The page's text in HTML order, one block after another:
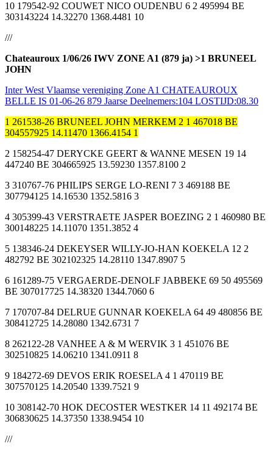
10 179542-92 COUWET NICO OUDENBU 6 2 495994 BE
303143224 14.32270 1368.4481 10
///
Chateauroux 1/06/26 IWV ZONE A1 (879 ja) >1 BRUNEEL
JOHN
Inter West Vlaamse vereniging Zone A1 CHATEAUROUX
BELLE IS 01-06-26 879 Jaarse Deelnemers:104 LOSTIJD:08.30
1 261538-26 BRUNEEL JOHN MERKEM 2 1 467018 BE
304557925 14.11470 1366.4154 1
2 158254-47 DERYCKE GEERT & WANNE MESEN 19 14
447240 BE 304665925 13.59230 1357.8100 2
3 310767-76 PHILIPS SERGE LO-RENI 7 3 469188 BE
307794125 14.16530 1352.5816 3
4 305399-43 VERSTRAETE JASPER BOEZING 2 1 460980 BE
300148225 14.11070 1351.3852 4
5 138346-24 DEKEYSER WILLY-JO-HAN KOEKELA 12 2
482792 BE 302102325 14.28110 1347.8907 5
6 161289-75 VERGAERDE-DENOLF JABBEKE 69 50 495569
BE 307017725 14.38320 1344.7060 6
7 170707-84 DELRUE GUNNAR KOEKELA 64 49 480856 BE
308412725 14.28080 1342.6731 7
8 262122-28 VANHEE A & M WERVIK 3 1 451076 BE
302510825 14.06210 1341.0911 8
9 184272-69 DEVOS ERIK ROESELA 4 1 470119 BE
307570125 14.20540 1339.7521 9
10 308142-70 HOK DECOSTER WESTKER 14 11 492174 BE
306830625 14.37350 1338.9454 10
///